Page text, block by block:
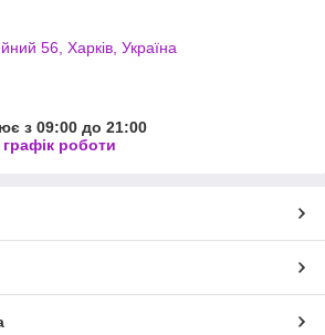
56, Харків, Україна
з 09:00 до 21:00
роботи